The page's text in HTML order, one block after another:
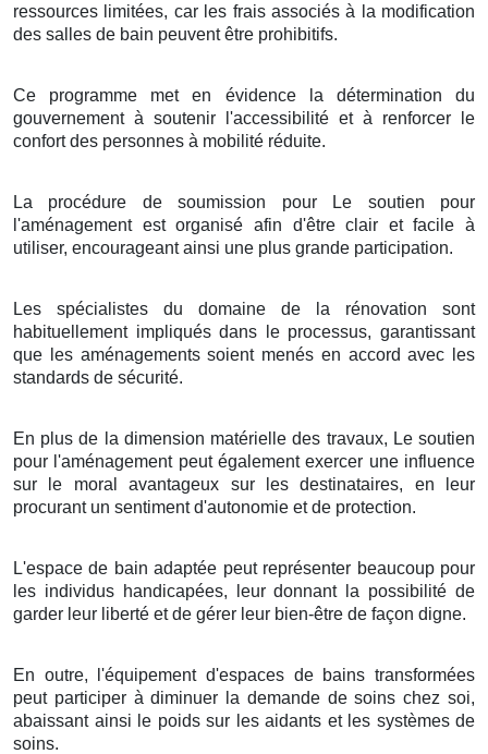
ressources limitées, car les frais associés à la modification
des salles de bain peuvent être prohibitifs.
Ce programme met en évidence la détermination du
gouvernement à soutenir l'accessibilité et à renforcer le
confort des personnes à mobilité réduite.
La procédure de soumission pour Le soutien pour
l'aménagement est organisé afin d'être clair et facile à
utiliser, encourageant ainsi une plus grande participation.
Les spécialistes du domaine de la rénovation sont
habituellement impliqués dans le processus, garantissant
que les aménagements soient menés en accord avec les
standards de sécurité.
En plus de la dimension matérielle des travaux, Le soutien
pour l'aménagement peut également exercer une influence
sur le moral avantageux sur les destinataires, en leur
procurant un sentiment d'autonomie et de protection.
L'espace de bain adaptée peut représenter beaucoup pour
les individus handicapées, leur donnant la possibilité de
garder leur liberté et de gérer leur bien-être de façon digne.
En outre, l'équipement d'espaces de bains transformées
peut participer à diminuer la demande de soins chez soi,
abaissant ainsi le poids sur les aidants et les systèmes de
soins.